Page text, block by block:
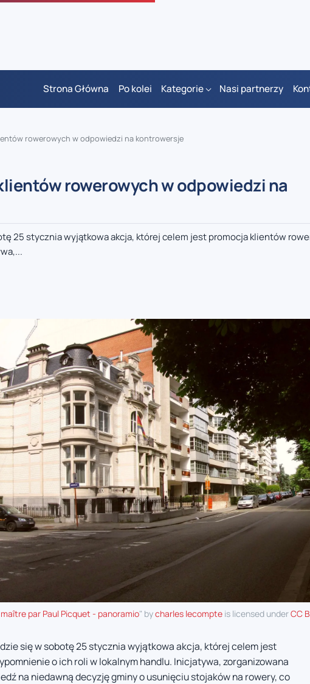
Strona Główna Po kolei Kategorie Nasi partnerzy
rowerowych w odpowiedzi na kontrowersje
rowerowych w odpowiedzi na
25 stycznia wyjątkowa akcja, której celem jest promocja klientów
par Paul Picquet - panoramio" bycharles lecompte is licensed underCC
się w sobotę 25 stycznia wyjątkowa akcja, której celem jest
o ich roli w lokalnym handlu. Inicjatywa, zorganizowana
na niedawną decyzję gminy o usunięciu stojaków na rowery, co